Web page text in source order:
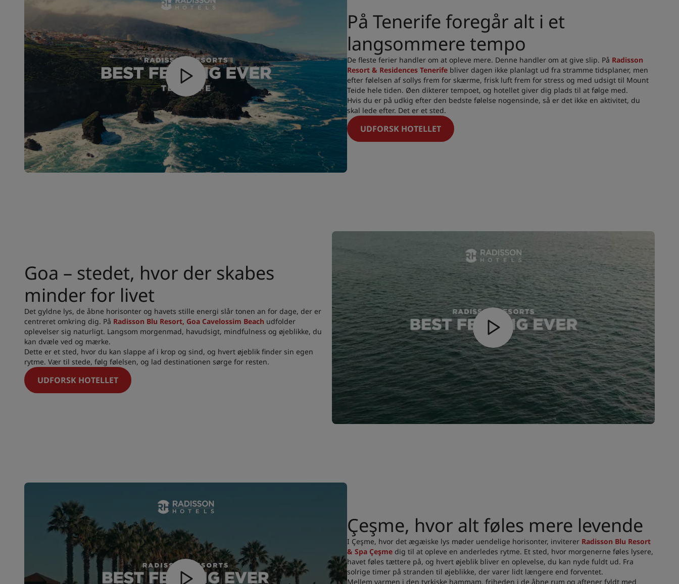
På Tenerife foregår alt i et
langsommere tempo
De fleste ferier handler om at opleve mere. Denne handler om at give slip. På Radisson
Resort & Residences Tenerife bliver dagen ikke planlagt ud fra stramme tidsplaner, men
efter følelsen af sollys frem for skærme, frisk luft frem for stress og med udsigt til Mount
Teide hele tiden. Øen dikterer tempoet, og hotellet giver dig plads til at følge med.
Hvis du er på udkig efter den bedste følelse nogensinde, så er det ikke en aktivitet, du
skal lede efter. Det er et sted.
UDFORSK HOTELLET
Goa – stedet, hvor der skabes
minder for livet
Det gyldne lys, de åbne horisonter og havets stille energi slår tonen an for dage, der er
centreret omkring dig. På Radisson Blu Resort, Goa Cavelossim Beach udfolder
oplevelser sig naturligt. Langsom morgenmad, havudsigt, mindfulness og øjeblikke, du
kan dvæle ved og mærke.
Dette er et sted, hvor du kan slappe af i krop og sind, og hvert øjeblik finder sin egen
rytme. Vær til stede, følg følelsen, og lad destinationen sørge for resten.
UDFORSK HOTELLET
Çeşme, hvor alt føles mere levende
I Çeşme, hvor det ægæiske lys møder uendelige horisonter, inviterer Radisson Blu Resort
& Spa Çeşme dig til at opleve en anderledes rytme. Et sted, hvor morgenerne føles lysere,
havet føles tættere på, og hvert øjeblik bliver en oplevelse, du kan nyde fuldt ud. Fra
solrige timer på stranden til øjeblikke, der varer lidt længere end forventet.
Mellem varmen i den tyrkiske hammam, friheden i de åbne rum og aftener fyldt med